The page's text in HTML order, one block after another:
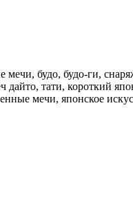
мечи, будо, будо-ги,
тати, короткий
мечи, японское